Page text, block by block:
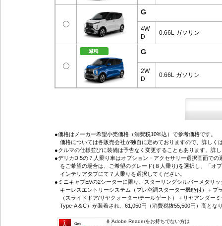
G
4W
D
0.66L ガソリン
G
2W
D
0.66L ガソリン
●価格はメーカー希望小売価格（消費税10%込）で参考価格です。
価格については各販売会社が独自に定めておりますので、詳しく
●クルマの仕様並びに装備は予告なく変更することもあります。詳
●デリカD:5の７人乗り車はオプション・アクセサリー選択画面での
をご希望の場合は、ご希望のグレード(８人乗り)を選択し、「オ
インテリアタブにて７人乗りを選択してください。
●ミニキャブEVの2シーターに限り、スターリングシルバーメタリ
キーレスエントリーシステム（プレ空調スターター機能付）＋プ
（スライドドア/リヤクォーター/テールゲート）＋リヤアンダー
Type-A＆C）が装着され、61,050円（消費税抜55,500円）高とな
Adobe Readerをお持ちでない方は